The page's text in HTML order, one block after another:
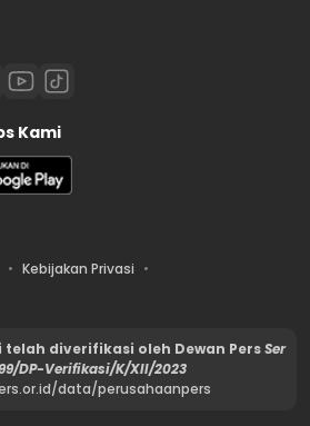
Kami
Kebijakan Privasi
diverifikasi oleh Dewan PersSer
DP-Verifikasi/K/XII/2023
data/perusahaanpers